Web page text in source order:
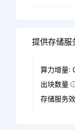
提供存储服
算力增量:
出块数量
存储服务